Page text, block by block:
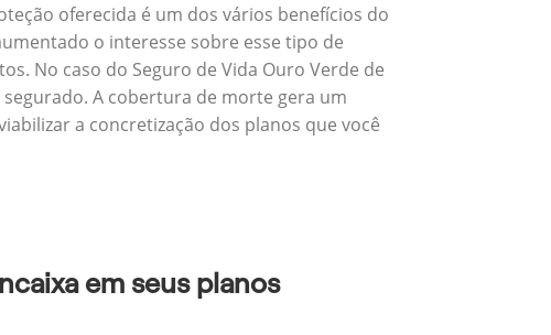
oferecida é um dos vários benefícios do
o interesse sobre esse tipo de
No caso do Seguro de Vida Ouro Verde de
A cobertura de morte gera um
a concretização dos planos que você
em seus planos